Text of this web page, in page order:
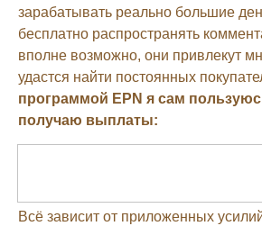
зарабатывать реально большие
бесплатно распространять
вполне возможно, они привлекут
удастся найти постоянных
программой EPN я сам
получаю выплаты:
Всё зависит от приложенных